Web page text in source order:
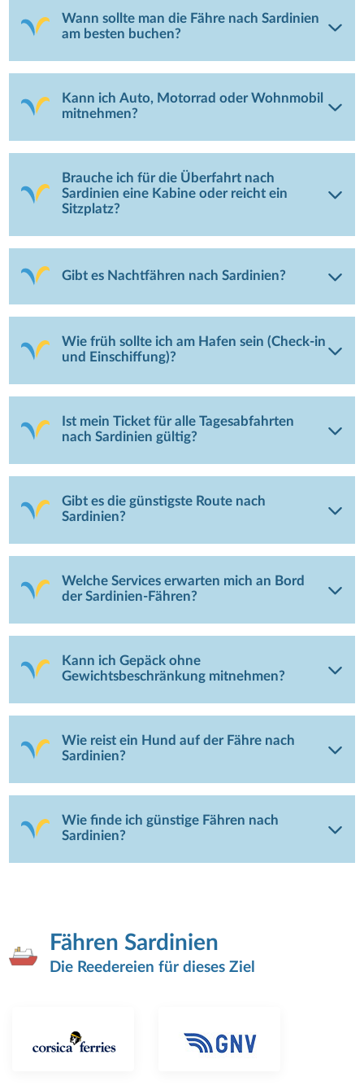
Wann sollte man die Fähre nach Sardinien
am besten buchen?
Kann ich Auto, Motorrad oder Wohnmobil
mitnehmen?
Brauche ich für die Überfahrt nach
Sardinien eine Kabine oder reicht ein
Sitzplatz?
Gibt es Nachtfähren nach Sardinien?
Wie früh sollte ich am Hafen sein (Check-in
und Einschiffung)?
Ist mein Ticket für alle Tagesabfahrten
nach Sardinien gültig?
Gibt es die günstigste Route nach
Sardinien?
Welche Services erwarten mich an Bord
der Sardinien-Fähren?
Kann ich Gepäck ohne
Gewichtsbeschränkung mitnehmen?
Wie reist ein Hund auf der Fähre nach
Sardinien?
Wie finde ich günstige Fähren nach
Sardinien?
Fähren Sardinien
Die Reedereien für dieses Ziel